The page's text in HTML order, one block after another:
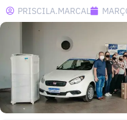
PRISCILA.MARCAL